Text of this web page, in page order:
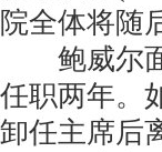
院全体将随
鲍威尔面
任职两年。
卸任主席后